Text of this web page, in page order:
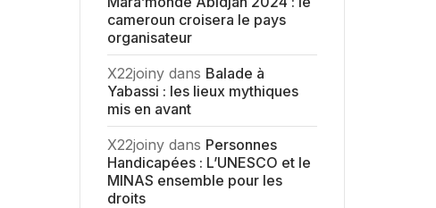
cameroun croisera le pays
organisateur
X22joiny dans Balade à
Yabassi : les lieux mythiques
mis en avant
X22joiny dans Personnes
Handicapées : L’UNESCO et le
MINAS ensemble pour les
droits